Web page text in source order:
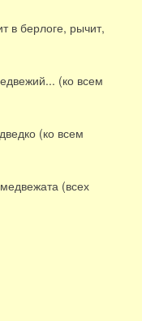
в берлоге, рычит,
(ко всем
(ко всем
(всех